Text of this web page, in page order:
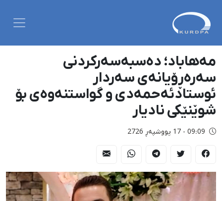
مەهاباد؛ دەسبەسەرکردنی
سەرەڕۆیانەی سەردار
ئوستادئەحمەدی و گواستنەوەی بۆ
شوێنێکی نادیار
09:09 - 17 پووشپەڕ 2726